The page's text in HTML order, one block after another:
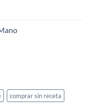
comprar sin receta